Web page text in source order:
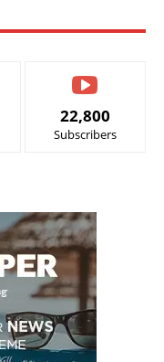
22,800
Subscribers